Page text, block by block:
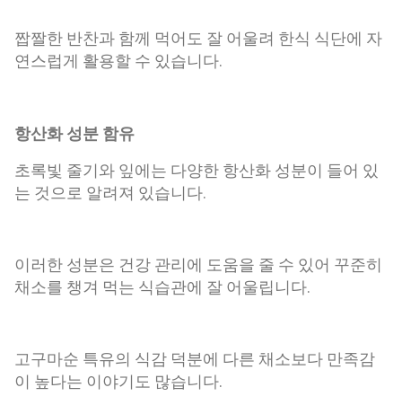
짭짤한 반찬과 함께 먹어도 잘 어울려 한식 식단에 자
연스럽게 활용할 수 있습니다.
항산화 성분 함유
초록빛 줄기와 잎에는 다양한 항산화 성분이 들어 있
는 것으로 알려져 있습니다.
이러한 성분은 건강 관리에 도움을 줄 수 있어 꾸준히
채소를 챙겨 먹는 식습관에 잘 어울립니다.
고구마순 특유의 식감 덕분에 다른 채소보다 만족감
이 높다는 이야기도 많습니다.